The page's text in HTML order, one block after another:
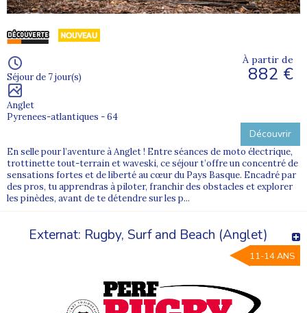
Séjour de 7 jour(s)
Anglet
Pyrenees-atlantiques - 64
À partir de
882 €
Découvrir
En selle pour l’aventure à Anglet ! Entre séances de moto électrique,
trottinette tout-terrain et waveski, ce séjour t’offre un concentré de
sensations fortes et de liberté au cœur du Pays Basque. Encadré par
des pros, tu apprendras à piloter, franchir des obstacles et explorer
les pinèdes, avant de te détendre sur les p...
Externat: Rugby, Surf and Beach (Anglet)
11-14 ANS